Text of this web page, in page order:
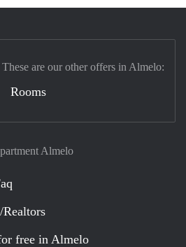
Almelo
Realtors
free in Almelo
are our other offers in Almelo:
Rooms